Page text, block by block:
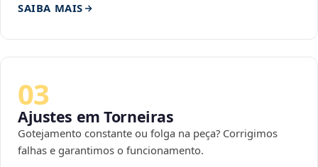
SAIBA MAIS
03
Ajustes em Torneiras
Gotejamento constante ou folga na peça? Corrigimos
falhas e garantimos o funcionamento.